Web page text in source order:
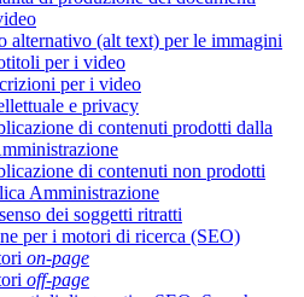
alternativo (alt text) per le immagini
per i video
per i video
e privacy
di contenuti prodotti dalla
di contenuti non prodotti
Amministrazione
dei soggetti ritratti
per i motori di ricerca (SEO)
on-page
off-page